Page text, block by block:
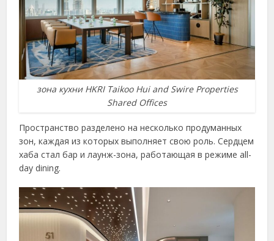
зона кухни HKRI Taikoo Hui and Swire Properties
Shared Offices
Пространство разделено на несколько продуманных
зон, каждая из которых выполняет свою роль. Сердцем
хаба стал бар и лаунж-зона, работающая в режиме all-
day dining.